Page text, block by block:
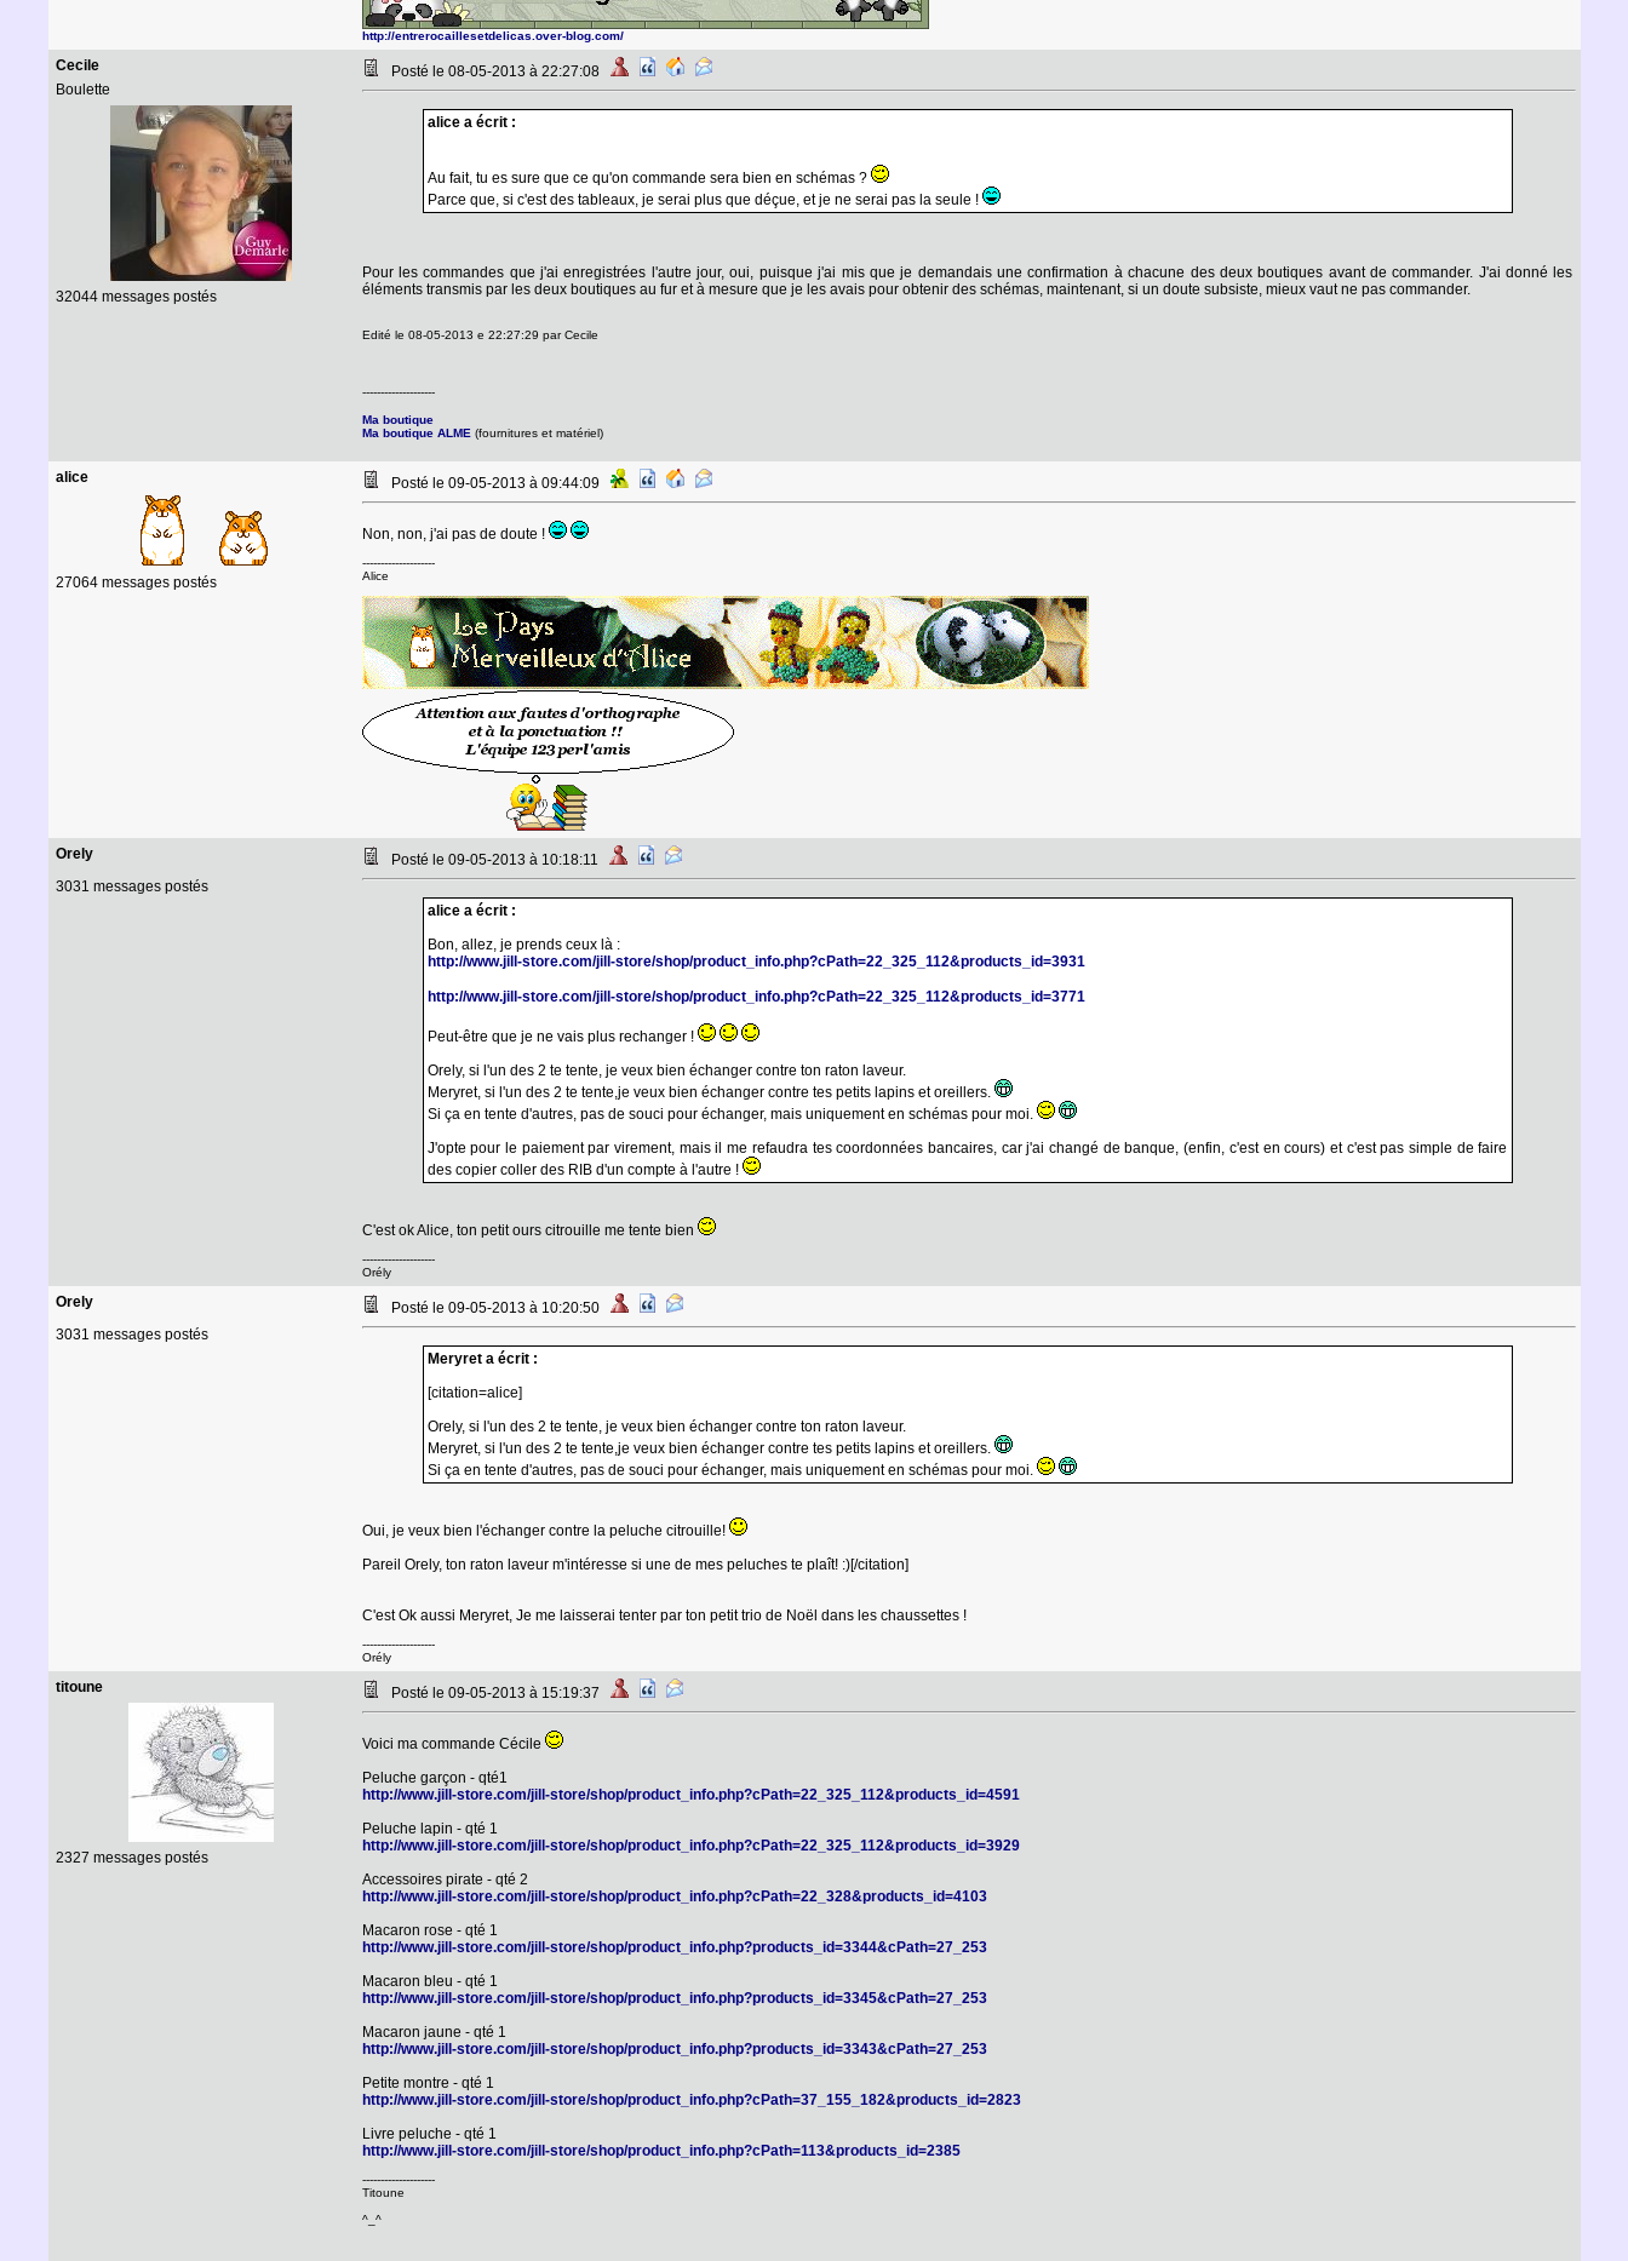
http://entrerocaillesetdelicas.over-blog.com/
Cecile
Boulette
32044 messages postés
Posté le 08-05-2013 à 22:27:08
alice a écrit :
Au fait, tu es sure que ce qu'on commande sera bien en schémas ?
Parce que, si c'est des tableaux, je serai plus que déçue, et je ne serai pas la seule !
Pour les commandes que j'ai enregistrées l'autre jour, oui, puisque j'ai mis que je demandais une confirmation à chacune des deux boutiques avant de commander. J'ai donné les
éléments transmis par les deux boutiques au fur et à mesure que je les avais pour obtenir des schémas, maintenant, si un doute subsiste, mieux vaut ne pas commander.
Edité le 08-05-2013 e 22:27:29 par Cecile
--------------------
Ma boutique
Ma boutique ALME (fournitures et matériel)
alice
27064 messages postés
Posté le 09-05-2013 à 09:44:09
Non, non, j'ai pas de doute !
--------------------
Alice
Orely
3031 messages postés
Posté le 09-05-2013 à 10:18:11
alice a écrit :
Bon, allez, je prends ceux là :
http://www.jill-store.com/jill-store/shop/product_info.php?cPath=22_325_112&products_id=3931
http://www.jill-store.com/jill-store/shop/product_info.php?cPath=22_325_112&products_id=3771
Peut-être que je ne vais plus rechanger !
Orely, si l'un des 2 te tente, je veux bien échanger contre ton raton laveur.
Meryret, si l'un des 2 te tente,je veux bien échanger contre tes petits lapins et oreillers.
Si ça en tente d'autres, pas de souci pour échanger, mais uniquement en schémas pour moi.
J'opte pour le paiement par virement, mais il me refaudra tes coordonnées bancaires, car j'ai changé de banque, (enfin, c'est en cours) et c'est pas simple de faire
des copier coller des RIB d'un compte à l'autre !
C'est ok Alice, ton petit ours citrouille me tente bien
--------------------
Orély
Orely
3031 messages postés
Posté le 09-05-2013 à 10:20:50
Meryret a écrit :
[citation=alice]
Orely, si l'un des 2 te tente, je veux bien échanger contre ton raton laveur.
Meryret, si l'un des 2 te tente,je veux bien échanger contre tes petits lapins et oreillers.
Si ça en tente d'autres, pas de souci pour échanger, mais uniquement en schémas pour moi.
Oui, je veux bien l'échanger contre la peluche citrouille!
Pareil Orely, ton raton laveur m'intéresse si une de mes peluches te plaît! :)[/citation]
C'est Ok aussi Meryret, Je me laisserai tenter par ton petit trio de Noël dans les chaussettes !
--------------------
Orély
titoune
2327 messages postés
Posté le 09-05-2013 à 15:19:37
Voici ma commande Cécile
Peluche garçon - qté1
http://www.jill-store.com/jill-store/shop/product_info.php?cPath=22_325_112&products_id=4591
Peluche lapin - qté 1
http://www.jill-store.com/jill-store/shop/product_info.php?cPath=22_325_112&products_id=3929
Accessoires pirate - qté 2
http://www.jill-store.com/jill-store/shop/product_info.php?cPath=22_328&products_id=4103
Macaron rose - qté 1
http://www.jill-store.com/jill-store/shop/product_info.php?products_id=3344&cPath=27_253
Macaron bleu - qté 1
http://www.jill-store.com/jill-store/shop/product_info.php?products_id=3345&cPath=27_253
Macaron jaune - qté 1
http://www.jill-store.com/jill-store/shop/product_info.php?products_id=3343&cPath=27_253
Petite montre - qté 1
http://www.jill-store.com/jill-store/shop/product_info.php?cPath=37_155_182&products_id=2823
Livre peluche - qté 1
http://www.jill-store.com/jill-store/shop/product_info.php?cPath=113&products_id=2385
--------------------
Titoune
^_^